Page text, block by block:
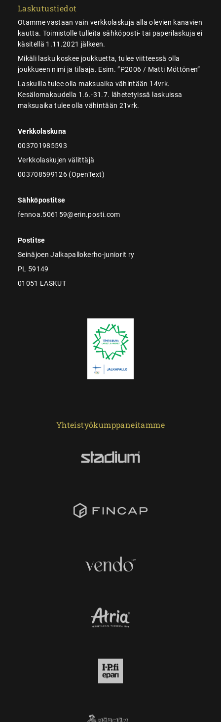
Laskutustiedot
Otamme vastaan vain verkkolaskuja alla olevien kanavien
kautta. Toimistolle tulleita sähköposti- tai paperilaskuja ei
käsitellä 1.11.2021 jälkeen.
Mikäli lasku koskee joukkuetta, tulee viitteessä olla
joukkueen nimi ja tilaaja. Esim. ”P2006 / Matti Möttönen”
Laskuilla tulee olla maksuaika vähintään 14vrk.
Kesälomakaudella 1.6.-31.7. lähetetyissä laskuissa
maksuaika tulee olla vähintään 21vrk.
Verkkolaskuna
003701985593
Verkkolaskujen välittäjä
003708599126 (OpenText)
Sähköpostitse
fennoa.506159@erin.posti.com
Postitse
Seinäjoen Jalkapallokerho-juniorit ry
PL 59149
01051 LASKUT
Yhteistyökumppaneitamme